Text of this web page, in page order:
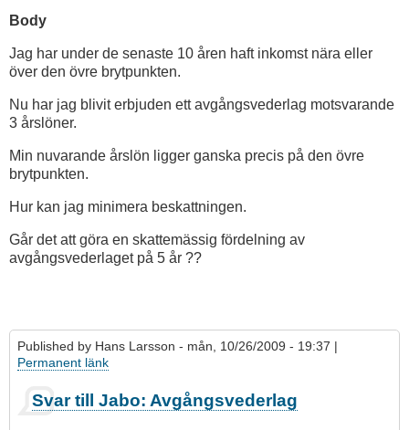
Body
Jag har under de senaste 10 åren haft inkomst nära eller
över den övre brytpunkten.
Nu har jag blivit erbjuden ett avgångsvederlag motsvarande
3 årslöner.
Min nuvarande årslön ligger ganska precis på den övre
brytpunkten.
Hur kan jag minimera beskattningen.
Går det att göra en skattemässig fördelning av
avgångsvederlaget på 5 år ??
Published by Hans Larsson - mån, 10/26/2009 - 19:37 |
Permanent länk
Svar till Jabo: Avgångsvederlag